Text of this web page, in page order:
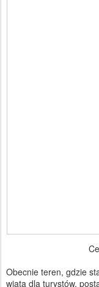
Obecnie teren, gdzie
wiata dla turystów,